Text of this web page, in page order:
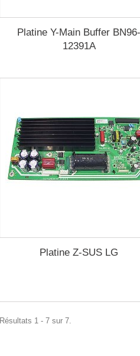
Platine Y-Main Buffer BN96-
12391A
Platine Z-SUS LG
Résultats 1 - 7 sur 7.